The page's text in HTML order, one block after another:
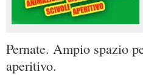
Pernate. Ampio spazio
aperitivo.